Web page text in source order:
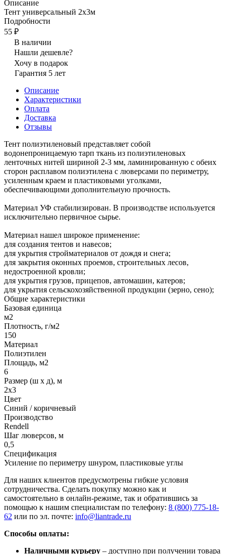
Описание
Тент универсальный 2х3м
Подробности
55 ₽
В наличии
Нашли дешевле?
Хочу в подарок
Гарантия 5 лет
Описание
Характеристики
Оплата
Доставка
Отзывы
Тент полиэтиленовый представляет собой
водонепроницаемую тарп ткань из полиэтиленовых
ленточных нитей шириной 2-3 мм, ламинированную с обеих
сторон расплавом полиэтилена с люверсами по периметру,
усиленным краем и пластиковыми уголками,
обеспечивающими дополнительную прочность.
Материал УФ стабилизирован. В производстве используется
исключительно первичное сырье.
Материал нашел широкое применение:
для создания тентов и навесов;
для укрытия стройматериалов от дождя и снега;
для закрытия оконных проемов, строительных лесов,
недостроенной кровли;
для укрытия грузов, прицепов, автомашин, катеров;
для укрытия сельскохозяйственной продукции (зерно, сено);
Общие характеристики
Базовая единица
м2
Плотность, г/м2
150
Материал
Полиэтилен
Площадь, м2
6
Размер (ш х д), м
2х3
Цвет
Синий / коричневый
Производство
Rendell
Шаг люверсов, м
0,5
Спецификация
Усиление по периметру шнуром, пластиковые углы
Для наших клиентов предусмотрены гибкие условия
сотрудничества. Сделать покупку можно как и
самостоятельно в онлайн-режиме, так и обратившись за
помощью к нашим специалистам по телефону: 8 (800) 775-18-
62 или по эл. почте: info@liantrade.ru
Способы оплаты:
Наличными курьеру – доступно при получении товара